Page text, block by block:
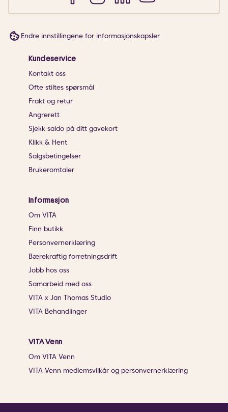
Endre innstillingene for informasjonskapsler
Kundeservice
Kontakt oss
Ofte stiltes spørsmål
Frakt og retur
Angrerett
Sjekk saldo på ditt gavekort
Klikk & Hent
Salgsbetingelser
Brukeromtaler
Informasjon
Om VITA
Finn butikk
Personvernerklæring
Bærekraftig forretningsdrift
Jobb hos oss
Samarbeid med oss
VITA x Jan Thomas Studio
VITA Behandlinger
VITA Venn
Om VITA Venn
VITA Venn medlemsvilkår og personvernerklæring